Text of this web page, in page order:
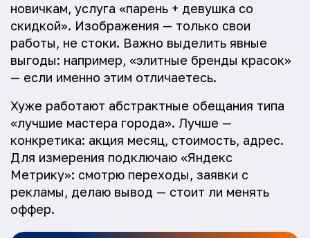
новичкам, услуга «парень + девушка со
скидкой». Изображения — только свои
работы, не стоки. Важно выделить явные
выгоды: например, «элитные бренды красок»
— если именно этим отличаетесь.
Хуже работают абстрактные обещания типа
«лучшие мастера города». Лучше —
конкретика: акция месяц, стоимость, адрес.
Для измерения подключаю «Яндекс
Метрику»: смотрю переходы, заявки с
рекламы, делаю вывод — стоит ли менять
оффер.